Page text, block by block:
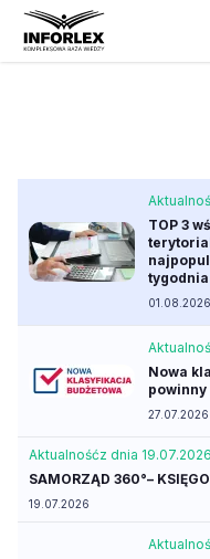
TOP 3
tygodnia
01.08.2026
Nowa
powinny
27.07.2026
Aktualnośćz dnia 19.07.2026
SAMORZĄD 360°–
19.07.2026